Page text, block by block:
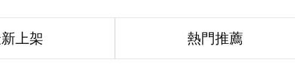
上架 熱門推薦